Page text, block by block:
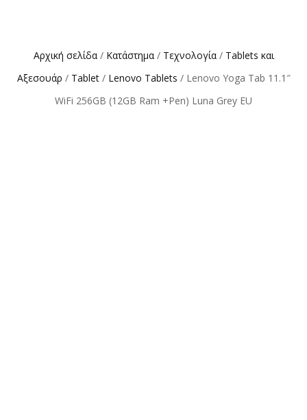
Αρχική σελίδα/ Κατάστημα/ Τεχνολογία/ Tablets και
Αξεσουάρ / Tablet/ Lenovo Tablets / Lenovo Yoga Tab 11.1″
WiFi 256GB (12GB Ram +Pen) Luna Grey EU